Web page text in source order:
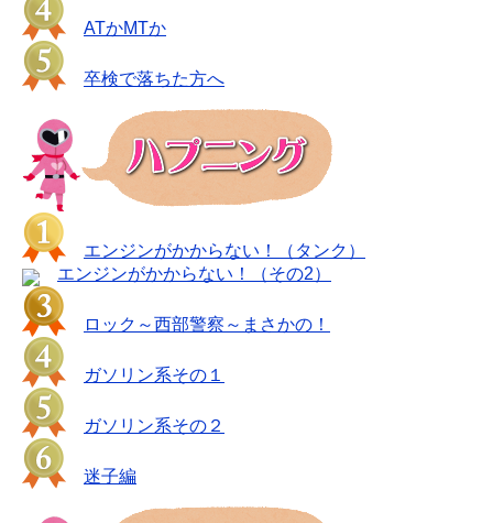
ATかMTか
卒検で落ちた方へ
エンジンがかからない！（タンク）
エンジンがかからない！（その2）
ロック～西部警察～まさかの！
ガソリン系その１
ガソリン系その２
迷子編